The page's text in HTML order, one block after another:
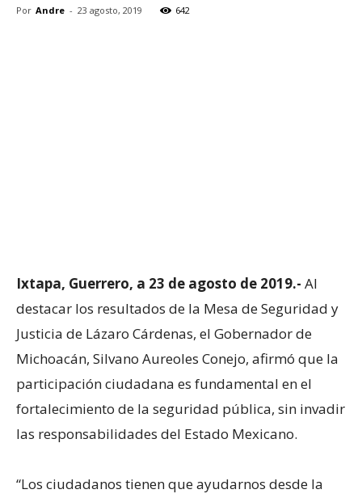
Por Andre - 23 agosto, 2019 642
Ixtapa, Guerrero, a 23 de agosto de 2019.- Al
destacar los resultados de la Mesa de Seguridad y
Justicia de Lázaro Cárdenas, el Gobernador de
Michoacán, Silvano Aureoles Conejo, afirmó que la
participación ciudadana es fundamental en el
fortalecimiento de la seguridad pública, sin invadir
las responsabilidades del Estado Mexicano.
“Los ciudadanos tienen que ayudarnos desde la